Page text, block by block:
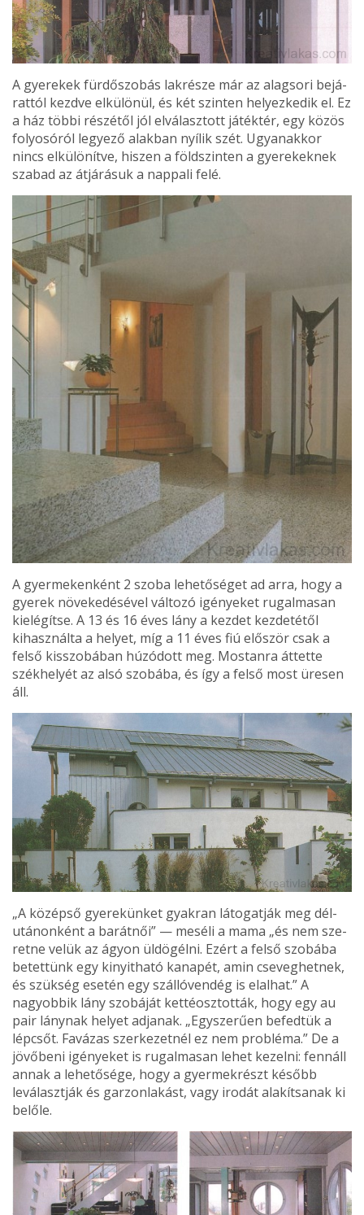
A gyerekek fürdőszobás lakrésze már az alagsori bejá­
rattól kezdve elkülönül, és két szinten helyezkedik el. Ez
a ház többi részétől jól elválasz­tott játéktér, egy közös
fo­lyosóról legyező alakban nyí­lik szét. Ugyanakkor
nincs elkülönítve, hiszen a földszin­ten a gyerekeknek
szabad az átjárásuk a nappali felé.
A gyermekenként 2 szoba lehetőséget ad arra, hogy a
gyerek növekedésével változó igényeket rugalmasan
kielé­gítse. A 13 és 16 éves lány a kezdet kezdetétől
kihasználta a helyet, míg a 11 éves fiú először csak a
felső kisszobá­ban húzódott meg. Mostanra áttette
székhelyét az alsó szo­bába, és így a felső most üre­sen
áll.
„A középső gyerekünket gyakran látogatják meg dél­
utánonként a barátnői” — meséli a mama „és nem sze­
retne velük az ágyon üldö­gélni. Ezért a felső szobába
betettünk egy kinyitható kanapét, amin cseveghetnek,
és szükség esetén egy szálló­vendég is elalhat.” A
nagyob­bik lány szobáját kettéosztot­ták, hogy egy au
pair lány­nak helyet adjanak. „Egysze­rűen befedtük a
lépcsőt. Favázas szerkezetnél ez nem probléma.” De a
jövőbeni igényeket is rugalmasan lehet kezelni: fennáll
annak a lehe­tősége, hogy a gyermekrészt később
leválasztják és garzonlakást, vagy irodát alakít­sanak ki
belőle.